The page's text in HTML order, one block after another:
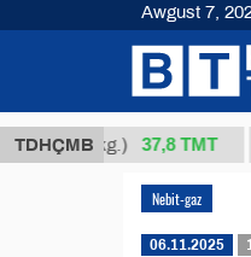
TDHÇMB
34/1 (kg.) 37,8 ТМТ
Nebit-gaz
06.11.2025
Awgust 7,